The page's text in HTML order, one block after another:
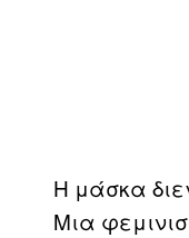
Η μάσκα
Μια